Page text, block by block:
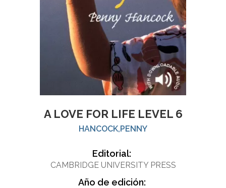
A LOVE FOR LIFE LEVEL 6
HANCOCK,PENNY
Editorial:
CAMBRIDGE UNIVERSITY PRESS
Año de edición: